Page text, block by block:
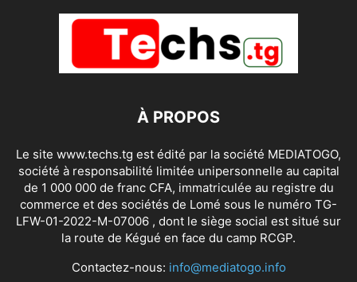
À PROPOS
Le site www.techs.tg est édité par la société MEDIATOGO,
société à responsabilité limitée unipersonnelle au capital
de 1 000 000 de franc CFA, immatriculée au registre du
commerce et des sociétés de Lomé sous le numéro TG-
LFW-01-2022-M-07006 , dont le siège social est situé sur
la route de Kégué en face du camp RCGP.
Contactez-nous: info@mediatogo.info